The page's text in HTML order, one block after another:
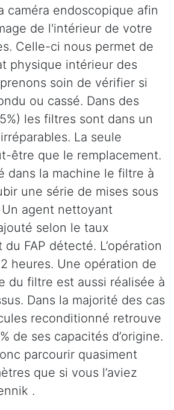
caméra endoscopique afin
de l'intérieur de votre
Celle-ci nous permet de
physique intérieur des
soin de vérifier si
ou cassé. Dans des
les filtres sont dans un
La seule
être que le remplacement.
dans la machine le filtre à
une série de mises sous
Un agent nettoyant
selon le taux
du FAP détecté. L’opération
heures. Une opération de
du filtre est aussi réalisée à
Dans la majorité des cas
reconditionné retrouve
de ses capacités d’origine.
parcourir quasiment
que si vous l’aviez
.